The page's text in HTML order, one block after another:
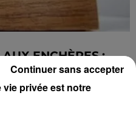
ENCHÈRES :
à 10h00 à
: vente aux enchères.
privée est notre
Continuer sans accepter